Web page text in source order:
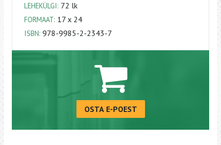
LEHEKÜLGI: 72 lk
FORMAAT: 17 x 24
ISBN: 978-9985-2-2343-7
OSTA E-POEST